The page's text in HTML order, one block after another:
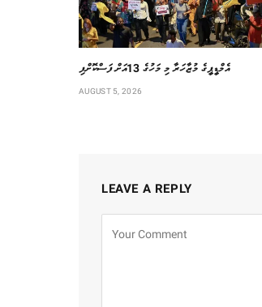
އެމްޑީޕީގެ މުޒާހަރާ މި މަހުގެ 13އަށް ފަސްކޮށްފި
AUGUST 5, 2026
LEAVE A REPLY